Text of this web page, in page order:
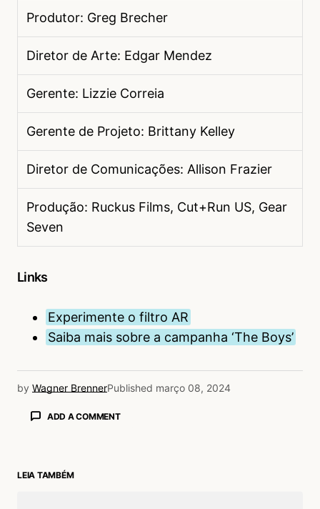
Produtor: Greg Brecher
Diretor de Arte: Edgar Mendez
Gerente: Lizzie Correia
Gerente de Projeto: Brittany Kelley
Diretor de Comunicações: Allison Frazier
Produção: Ruckus Films, Cut+Run US, Gear
Seven
Links
Experimente o filtro AR
Saiba mais sobre a campanha ‘The Boys’
by Wagner BrennerPublished março 08, 2024
ADD A COMMENT
LEIA TAMBÉM